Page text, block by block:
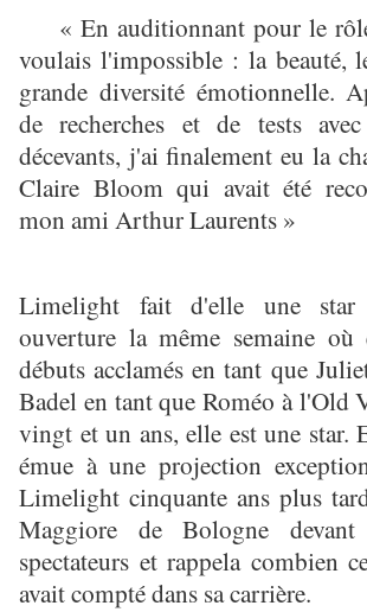
« En auditionnant pour le
voulais l'impossible : la beauté,
grande diversité émotionnelle.
de recherches et de tests
décevants, j'ai finalement eu la
Claire Bloom qui avait été
mon ami Arthur Laurents »
Limelight fait d'elle une
ouverture la même semaine
débuts acclamés en tant que
Badel en tant que Roméo à l'Old
vingt et un ans, elle est une star.
émue à une projection
Limelight cinquante ans plus
Maggiore de Bologne
spectateurs et rappela combien
avait compté dans sa carrière.